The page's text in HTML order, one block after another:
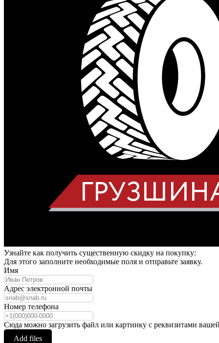
Узнайте как получить существенную скидку на покупку:
Для этого заполните необходимые поля и отправьте заявку.
Имя
Адрес электронной почты
Номер телефона
Сюда можно загрузить файл или картинку с реквизитами
Add files